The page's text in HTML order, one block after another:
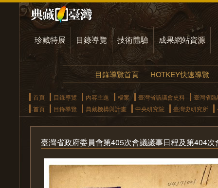
珍藏特展 目錄導覽 技術體驗 成果網站資源
目錄導覽首頁 HOTKEY快速導覽
首頁 目錄導覽 內容主題 檔案 臺灣省諮議會史料
臺灣省
首頁
目錄導覽 典藏機構與計畫 中央研究院 臺灣史研究所
臺灣省政府委員會第405次會議議事日程及第404次